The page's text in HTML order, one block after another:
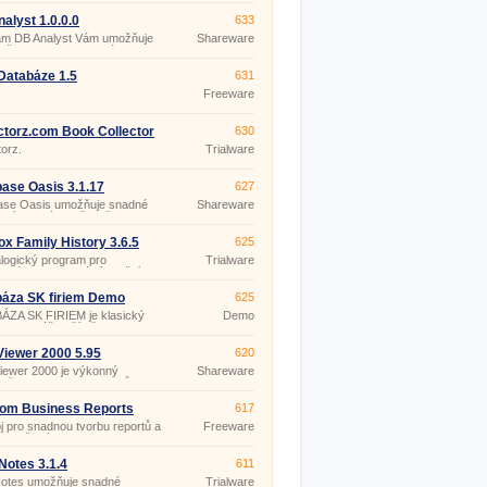
1.0.0.0
DB Analyst Vám umožňuje
navrhnout databázi a
bez nutnosti znalosti
jazyka.
633
Shareware
1.5
631
Freeware
Book Collector
630
Trialware
Oasis 3.1.17
Oasis umožňuje snadné
databáze, přesně dle
všech osobních i firemních
na jednom místě v
627
Shareware
Family History 3.6.5
program pro
a profesionální použití.
625
Trialware
SK firiem Demo
SK FIRIEM je klasický
pre Váš počítač s
vista, Windows 7.
625
Demo
2000 5.95
2000 je výkonný
a editor DBF souborů
Visual DBase, VO,
atd.
620
Shareware
Business Reports
6.2a
pro snadnou tvorbu reportů a
založených na datech
617
Freeware
3.1.4
umožňuje snadné
611
Trialware